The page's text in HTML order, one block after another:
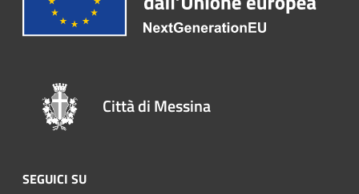
Città di Messina
SEGUICI SU